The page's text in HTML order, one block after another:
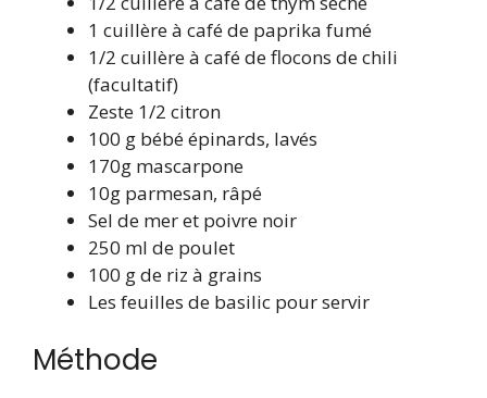
1 cuillère à café de paprika fumé
1/2 cuillère à café de flocons de chili
(facultatif)
Zeste 1/2 citron
100 g bébé épinards, lavés
170g mascarpone
10g parmesan, râpé
Sel de mer et poivre noir
250 ml de poulet
100 g de riz à grains
Les feuilles de basilic pour servir
Méthode